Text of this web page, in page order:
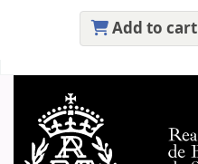
Add to cart